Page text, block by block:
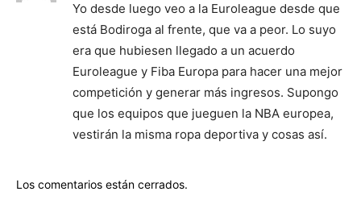
Yo desde luego veo a la Euroleague desde que
está Bodiroga al frente, que va a peor. Lo suyo
era que hubiesen llegado a un acuerdo
Euroleague y Fiba Europa para hacer una mejor
competición y generar más ingresos. Supongo
que los equipos que jueguen la NBA europea,
vestirán la misma ropa deportiva y cosas así.
Los comentarios están cerrados.